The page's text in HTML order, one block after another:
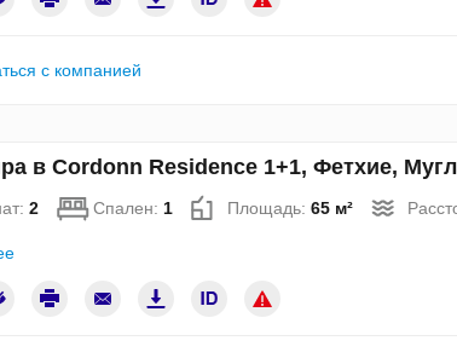
с компанией
в Cordonn Residence 1+1, Фетхие,
2 Спален: 1 Площадь: 65 м²